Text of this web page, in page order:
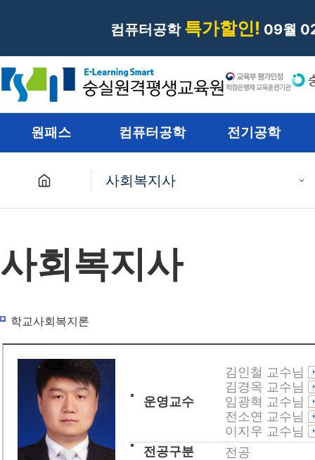
컴퓨터공학 특가할인! 09월
원패스 컴퓨터공학 전기공학
사회복지사
컴퓨터공학
전기공학
평생교육사
수강신청
사회복지사
학교사회복지론
운영교수
김인철 교수님
김경옥 교수님
임광혁 교수님
전소연 교수님
이지우 교수님
전공구분
전공